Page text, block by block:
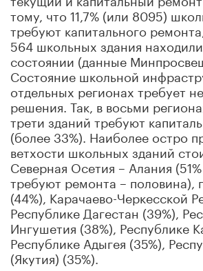
тому, что 11,7% (или 8095)
требуют капитального
564 школьных здания
состоянии (данные
Состояние школьной
отдельных регионах требует
решения. Так, в восьми
трети зданий требуют
(более 33%). Наиболее остро
ветхости школьных зданий
Северная Осетия – Алания
требуют ремонта – половина),
(44%), Карачаево-Черкесской
Республике Дагестан (39%),
Ингушетия (38%), Республике
Республике Адыгея (35%),
(Якутия) (35%).